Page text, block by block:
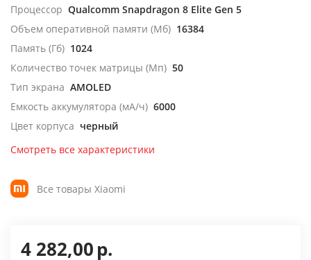
Процессор Qualcomm Snapdragon 8 Elite Gen 5
Объем оперативной памяти (Мб) 16384
Память (Гб) 1024
Количество точек матрицы (Мп) 50
Тип экрана AMOLED
Емкость аккумулятора (мА/ч) 6000
Цвет корпуса черный
Смотреть все характеристики
Все товары Xiaomi
4 282,00р.